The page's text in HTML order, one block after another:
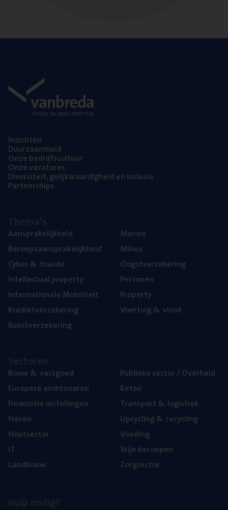
Inzich­ten
Duur­zaam­heid
Onze bedrijfs­cul­tuur
Onze vaca­tu­res
Diver­si­teit, gelijk­waar­dig­heid en inclusie
Part­ner­ships
Aan­spra­ke­lijk­heid
Beroeps­aan­spra­ke­lijk­heid
Cyber& fraude
Intel­lec­tu­al property
Inter­na­ti­o­na­le Mobiliteit
Kre­diet­ver­ze­ke­ring
Kunst­ver­ze­ke­ring
Mari­ne
Mili­eu
Oogst­ver­ze­ke­ring
Per­so­nen
Pro­per­ty
Voer­tuig& vloot
Bouw& vastgoed
Euro­pe­se ambtenaren
Finan­ci­ë­le instellingen
Haven
Hout­sec­tor
IT
Land­bouw
Publie­ke sec­tor / Overheid
Retail
Trans­port& logistiek
Upcy­cling& recycling
Voe­ding
Vrije beroe­pen
Zorg­sec­tor